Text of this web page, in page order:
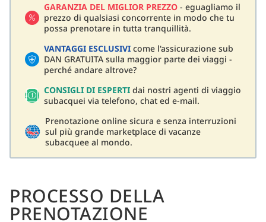
GARANZIA DEL MIGLIOR PREZZO - eguagliamo il
prezzo di qualsiasi concorrente in modo che tu
possa prenotare in tutta tranquillità.
VANTAGGI ESCLUSIVI come l'assicurazione sub
DAN GRATUITA sulla maggior parte dei viaggi -
perché andare altrove?
CONSIGLI DI ESPERTI dai nostri agenti di viaggio
subacquei via telefono, chat ed e-mail.
Prenotazione online sicura e senza interruzioni
sul più grande marketplace di vacanze
subacquee al mondo.
PROCESSO DELLA
PRENOTAZIONE